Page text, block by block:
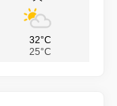
32°C
25°C